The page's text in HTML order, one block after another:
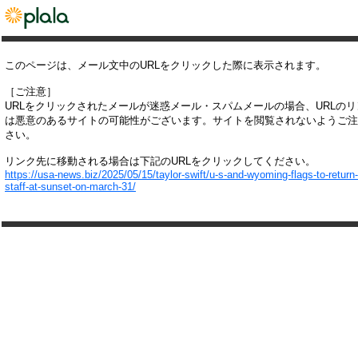
このページは、メール文中のURLをクリックした際に表示されます。
［ご注意］
URLをクリックされたメールが迷惑メール・スパムメールの場合、URLの
は悪意のあるサイトの可能性がございます。サイトを閲覧されないようご
さい。
リンク先に移動される場合は下記のURLをクリックしてください。
https://usa-news.biz/2025/05/15/taylor-swift/u-s-and-wyoming-flags-to-
staff-at-sunset-on-march-31/